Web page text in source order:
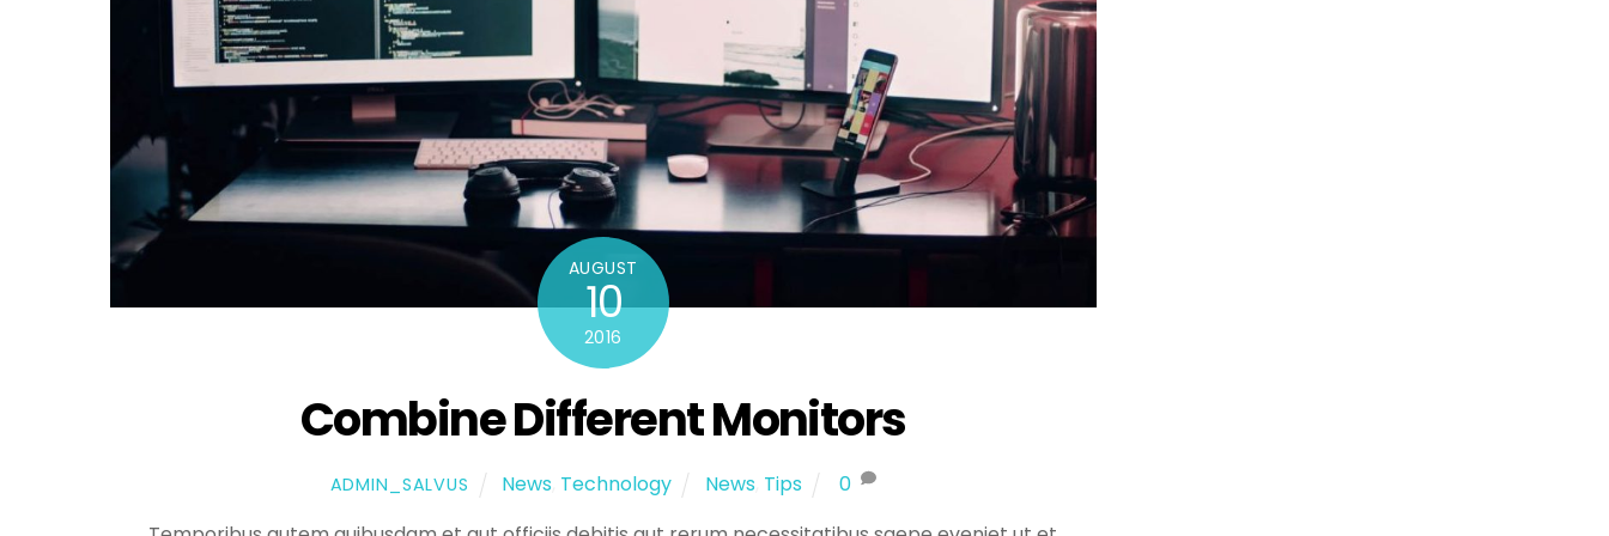
AUGUST
10
2016
Combine Different Monitors
ADMIN_SALVUS News Technology News Tips
0